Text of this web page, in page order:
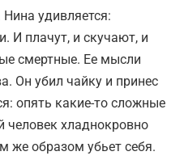
удивляется:
И плачут, и скучают, и
смертные. Ее мысли
Он убил чайку и принес
опять какие-то сложные
хладнокровно
же образом убьет себя.